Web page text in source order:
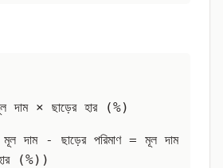
দাম × ছাড়ের হার (%)
দাম - ছাড়ের পরিমাণ = মূল দাম
(%))